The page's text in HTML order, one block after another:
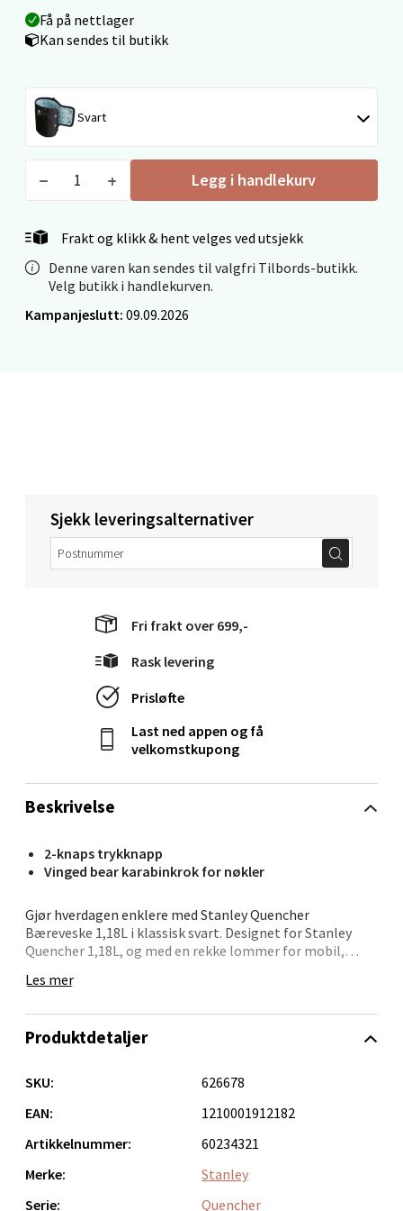
Få på nettlager
Kan sendes til butikk
Svart
Legg i handlekurv
Frakt og klikk & hent velges ved utsjekk
Denne varen kan sendes til valgfri Tilbords-butikk.
Velg butikk i handlekurven.
Kampanjeslutt: 09.09.2026
Beskrivelse
2-knaps trykknapp
Vinged bear karabinkrok for nøkler
Gjør hverdagen enklere med Stanley Quencher
Bæreveske 1,18L i klassisk svart. Designet for Stanley
Quencher 1,18L, og med en rekke lommer for mobil,
solbriller. Avtagbar og justerbar stropp gir komfort i
er mye på farten.
Les mer
Sjekk leveringsalternativer
Fri frakt over 699,-
Rask levering
Prisløfte
Last ned appen og få
velkomstkupong
Produktdetaljer
SKU:
626678
EAN:
1210001912182
Artikkelnummer:
60234321
Merke:
Stanley
Serie:
Quencher
Ålesund - Thon Senter Moa
Langelandsvegen 25, 6010 Ålesund
Åpent i dag 10-20
Velg
Narvik - Thon Senter Malmporten
Bolagsgata 1, 8514 Narvik
Åpent i dag 10-20
0 i butikk
Bergen - Oasen Senter
Folke Bernadottes vei 52, 5147 Fyllingsdalen
Åpent i dag 10-21
Velg
Oppdal - Aunasenteret
Aunasenteret, Sunndalsvegen 3, 7340 Oppdal